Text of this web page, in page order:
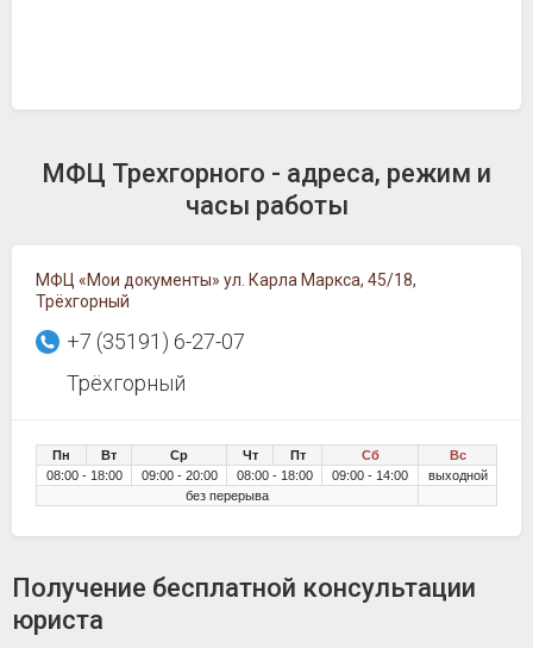
МФЦ Трехгорного - адреса, режим и
часы работы
МФЦ «Мои документы» ул. Карла Маркса, 45/18,
Трёхгорный
+7 (35191) 6-27-07
Трёхгорный
Пн Вт Ср Чт Пт Сб
Вс
08:00 - 18:00
09:00 - 20:00 08:00 - 18:00 09:00 - 14:00
выходной
без перерыва
Получение бесплатной консультации
юриста